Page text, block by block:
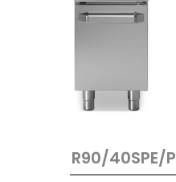
R90/40SPE/P